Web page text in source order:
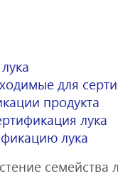
для
продукта
лука
лука
семейства